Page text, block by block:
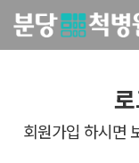
회원가입 하시면